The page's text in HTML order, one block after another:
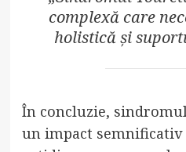
complexă care
holistică și
În concluzie,
un impact